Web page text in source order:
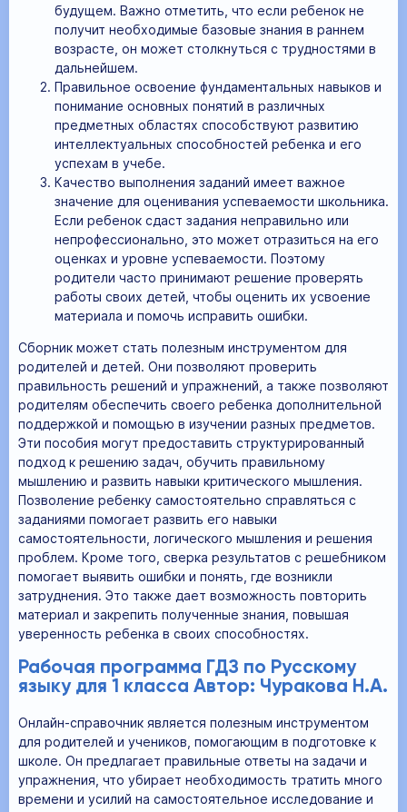
будущем. Важно отметить, что если ребенок не
получит необходимые базовые знания в раннем
возрасте, он может столкнуться с трудностями в
дальнейшем.
Правильное освоение фундаментальных навыков и
понимание основных понятий в различных
предметных областях способствуют развитию
интеллектуальных способностей ребенка и его
успехам в учебе.
Качество выполнения заданий имеет важное
значение для оценивания успеваемости школьника.
Если ребенок сдаст задания неправильно или
непрофессионально, это может отразиться на его
оценках и уровне успеваемости. Поэтому
родители часто принимают решение проверять
работы своих детей, чтобы оценить их усвоение
материала и помочь исправить ошибки.
Сборник может стать полезным инструментом для
родителей и детей. Они позволяют проверить
правильность решений и упражнений, а также позволяют
родителям обеспечить своего ребенка дополнительной
поддержкой и помощью в изучении разных предметов.
Эти пособия могут предоставить структурированный
подход к решению задач, обучить правильному
мышлению и развить навыки критического мышления.
Позволение ребенку самостоятельно справляться с
заданиями помогает развить его навыки
самостоятельности, логического мышления и решения
проблем. Кроме того, сверка результатов с решебником
помогает выявить ошибки и понять, где возникли
затруднения. Это также дает возможность повторить
материал и закрепить полученные знания, повышая
уверенность ребенка в своих способностях.
Рабочая программа ГДЗ по Русскому
языку для 1 класса Автор: Чуракова Н.А.
Онлайн-справочник является полезным инструментом
для родителей и учеников, помогающим в подготовке к
школе. Он предлагает правильные ответы на задачи и
упражнения, что убирает необходимость тратить много
времени и усилий на самостоятельное исследование и